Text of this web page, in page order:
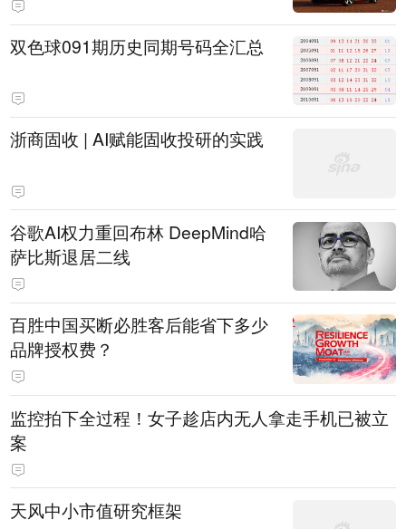
双色球091期历史同期号码全汇总
浙商固收 | AI赋能固收投研的实践
谷歌AI权力重回布林 DeepMind哈
萨比斯退居二线
百胜中国买断必胜客后能省下多少
品牌授权费？
监控拍下全过程！女子趁店内无人拿走手机已被立
案
天风中小市值研究框架